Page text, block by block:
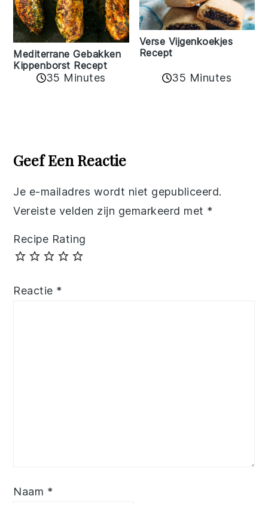
Mediterrane Gebakken
Kippenborst Recept
35 Minutes
Verse Vijgenkoekjes
Recept
35 Minutes
Interactions
Geef Een Reactie
Je e-mailadres wordt niet gepubliceerd.
Vereiste velden zijn gemarkeerd met *
Recipe Rating
Reactie *
Naam *